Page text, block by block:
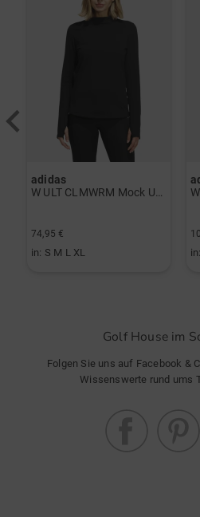
adidas
74,95 €
in: S M L XL
Golf House im
Folgen Sie uns auf Facebook &
Wissenswerte rund ums